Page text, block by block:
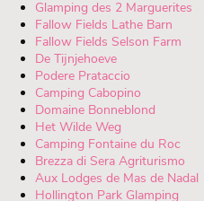
Glamping des 2 Marguerites
Fallow Fields Lathe Barn
Fallow Fields Selson Farm
De Tijnjehoeve
Podere Prataccio
Camping Cabopino
Domaine Bonneblond
Het Wilde Weg
Camping Fontaine du Roc
Brezza di Sera Agriturismo
Aux Lodges de Mas de Nadal
Hollington Park Glamping